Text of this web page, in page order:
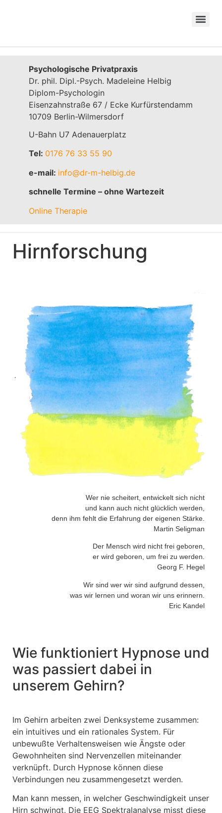
Psychologische Privatpraxis
Dr. phil. Dipl.-Psych. Madeleine Helbig
Diplom-Psychologin
Eisenzahnstraße 67 / Ecke Kurfürstendamm
10709 Berlin-Wilmersdorf
U-Bahn U7 Adenauerplatz
Tel: 0176 76 33 55 90
e-mail: info@dr-m-helbig.de
schnelle Termine – ohne Wartezeit
Online Therapie
Hirnforschung
Wer nie scheitert, entwickelt sich nicht
und kann auch nicht glücklich werden,
denn ihm fehlt die Erfahrung der eigenen Stärke.
Martin Seligman
Der Mensch wird nicht frei geboren,
er wird geboren, um frei zu werden.
Georg F. Hegel
Wir sind wer wir sind aufgrund dessen,
was wir lernen und woran wir uns erinnern.
Eric Kandel
Wie funktioniert Hypnose und
was passiert dabei in
unserem Gehirn?
Im Gehirn arbeiten zwei Denksysteme zusammen:
ein intuitives und ein rationales System. Für
unbewußte Verhaltensweisen wie Ängste oder
Gewohnheiten sind Nervenzellen miteinander
verknüpft. Durch Hypnose können diese
Verbindungen neu zusammengesetzt werden.
Man kann messen, in welcher Geschwindigkeit unser
Hirn schwingt. Die EEG Spektralanalyse misst diese